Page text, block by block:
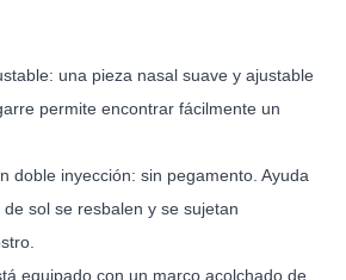
una pieza nasal suave y ajustable
permite encontrar fácilmente un
doble inyección: sin pegamento. Ayuda
sol se resbalen y se sujetan
equipado con un marco acolchado de